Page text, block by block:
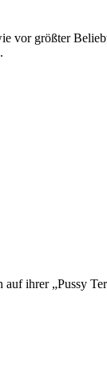
vor größter
ihrer „Pussy